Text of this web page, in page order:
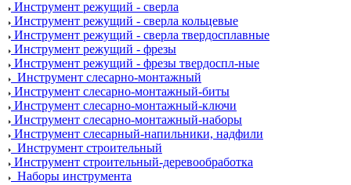
Инструмент режущий - сверла
Инструмент режущий - сверла кольцевые
Инструмент режущий - сверла твердосплавные
Инструмент режущий - фрезы
Инструмент режущий - фрезы твердоспл-ные
Инструмент слесарно-монтажный
Инструмент слесарно-монтажный-биты
Инструмент слесарно-монтажный-ключи
Инструмент слесарно-монтажный-наборы
Инструмент слесарный-напильники, надфили
Инструмент строительный
Инструмент строительный-деревообработка
Наборы инструмента